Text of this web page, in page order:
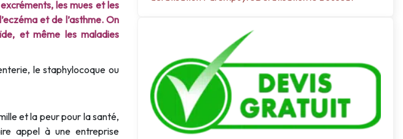
les mues et les
et de l’asthme. On
et même les maladies
le staphylocoque ou
et la peur pour la santé,
appel à une entreprise